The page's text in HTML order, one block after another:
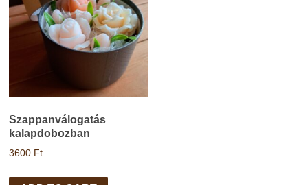
Szappanválogatás
kalapdobozban
3600 Ft